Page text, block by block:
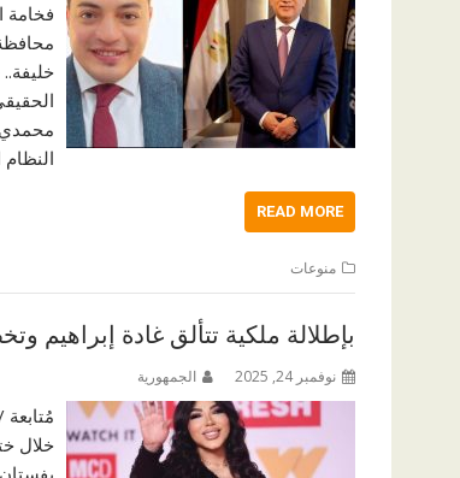
فخامة
محمدي
READ MORE
منوعات
بإطلالة ملكية تتألق غادة إبراهيم
نوفمبر 24, 2025 الجمهورية
خلال